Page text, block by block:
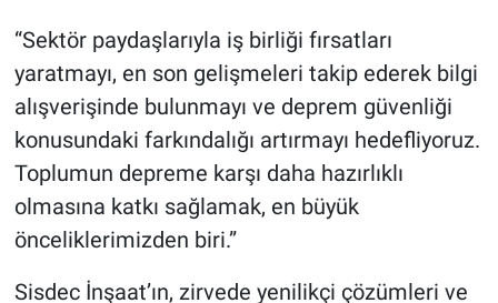
“Sektör paydaşlarıyla iş birliği fırsatları
yaratmayı, en son gelişmeleri takip ederek bilgi
alışverişinde bulunmayı ve deprem güvenliği
konusundaki farkındalığı artırmayı hedefliyoruz.
Toplumun depreme karşı daha hazırlıklı
olmasına katkı sağlamak, en büyük
önceliklerimizden biri.”
Sisdec İnşaat’ın, zirvede yenilikçi çözümleri ve